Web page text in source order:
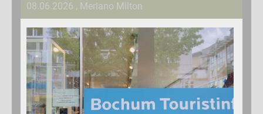
08.06.2026 , Merlano Milton